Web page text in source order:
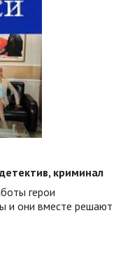
криминал
герои
и они вместе решают